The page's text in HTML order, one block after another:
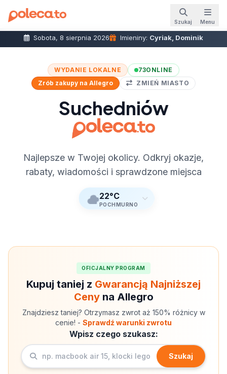
Szukaj Menu
Sobota, 8 sierpnia 2026 Imieniny: Cyriak, Dominik
WYDANIE LOKALNE 73ONLINE
Zrób zakupy na Allegro
ZMIEŃ MIASTO
Suchedniów
Najlepsze w Twojej okolicy. Odkryj okazje,
rabaty, wiadomości i sprawdzone miejsca
22°C
POCHMURNO
OFICJALNY PROGRAM
Kupuj taniej z Gwarancją Najniższej
Cenyna Allegro
Znajdziesz taniej? Otrzymasz zwrot aż 150% różnicy w
cenie! - Sprawdź warunki zwrotu
Wpisz czego szukasz:
Szukaj